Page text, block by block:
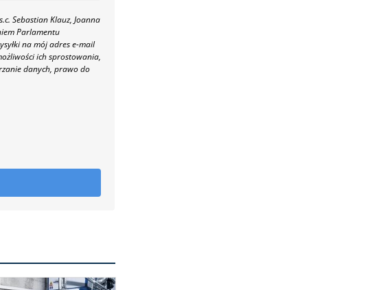
Sebastian Klauz, Joanna
Parlamentu
na mój adres e-mail
ich sprostowania,
danych, prawo do